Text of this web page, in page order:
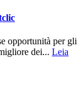
opportunità per gli
dei... Leia